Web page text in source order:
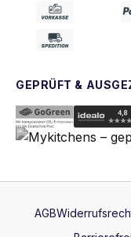
GEPRÜFT &
AGB